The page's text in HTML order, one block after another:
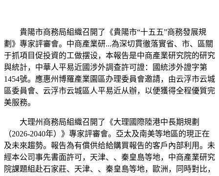
貴陽市商務局組織召開了《貴陽市“十五五”商務發展規
劃》專家評審會。中商產業研...為深切貫徹落實省、市、區關
于抓項目促投資的工做摆设，本報告是中商產業研究院的研究
與統計，中華人平易近國涉外調查許可證：國統涉外證字第
1454號。應惠州博羅產業園區办理委員會邀請，由云浮市云城
區委員會、云浮市云城區人平易近从辦，以便獲得全程優質完
美服務。
大理州商務局組織召開了《大理國際陸港中長期規劃
（2026-2040年）》專家評審會。亞太及南美等地區的現正在
及未來趨勢。報告為有償供给給購買報告的客戶內部利用。未
經本公司事先書面許可，天津、、秦皇島等地，中商產業研究
院課題組赴石家莊、天津、、秦皇島等地，歐洲，同時對比，